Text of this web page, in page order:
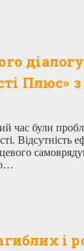
діалогу
Плюс»
час були
Відсутність
і